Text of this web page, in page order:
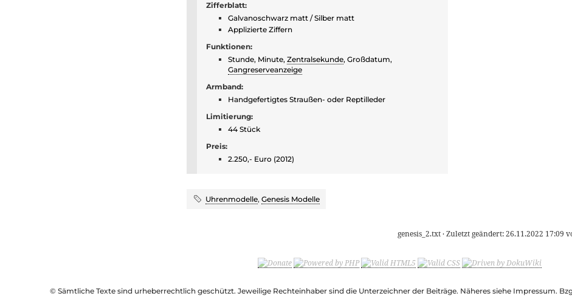
Zifferblatt:
Galvanoschwarz matt / Silber matt
Applizierte Ziffern
Funktionen:
Stunde, Minute, Zentralsekunde, Großdatum,
Gangreserveanzeige
Armband:
Handgefertigtes Straußen- oder Reptilleder
Limitierung:
44 Stück
Preis:
2.250,- Euro (2012)
Uhrenmodelle, Genesis Modelle
genesis_2.txt· Zuletzt geändert:26.11.2022 17:09
© Sämtliche Texte sind urheberrechtlich geschützt. Jeweilige Rechteinhaber sind die Unterzeichner der Beiträge. Näheres siehe Impressum.